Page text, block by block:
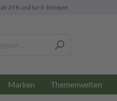
ab 29 € und für E-Rezepte
Marken Themenwelten